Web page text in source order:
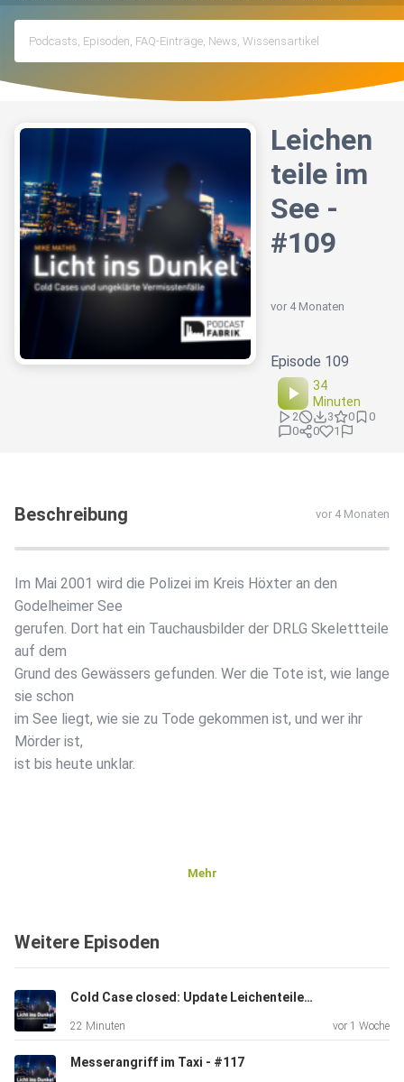
Leichen
teile im
See -
#109
vor 4 Monaten
Episode 109
34
Minuten
2 3 0
0
0
0 1
Beschreibung vor 4 Monaten
Im Mai 2001 wird die Polizei im Kreis Höxter an den
Godelheimer See
gerufen. Dort hat ein Tauchausbilder der DRLG Skelettteile
auf dem
Grund des Gewässers gefunden. Wer die Tote ist, wie lange
sie schon
im See liegt, wie sie zu Tode gekommen ist, und wer ihr
Mörder ist,
ist bis heute unklar.
Mehr
Weitere Episoden
Cold Case closed: Update Leichenteile im See - #118
22 Minuten vor 1 Woche
Messerangriff im Taxi - #117